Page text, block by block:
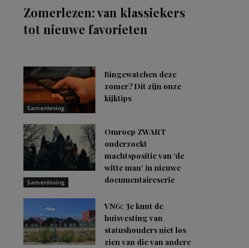
Zomerlezen: van klassiekers
tot nieuwe favorieten
Samenleving
Bingewatchen deze
zomer? Dit zijn onze
kijktips
Samenleving
Omroep ZWART
onderzoekt
machtspositie van ‘de
witte man’ in nieuwe
documentaireserie
VNG: ‘Je kunt de
huisvesting van
statushouders niet los
zien van die van andere